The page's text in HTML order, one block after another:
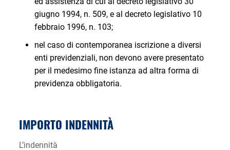
giugno 1994, n. 509, e al decreto legislativo 10
febbraio 1996, n. 103;
nel caso di contemporanea iscrizione a diversi
enti previdenziali, non devono avere presentato
per il medesimo fine istanza ad altra forma di
previdenza obbligatoria.
IMPORTO INDENNITÀ
L’indennità